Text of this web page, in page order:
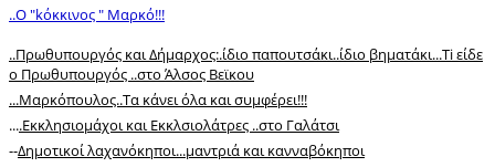
..O "kόκκινος " Μαρκό!!!
..Πρωθυπουργός και Δήμαρχος:.ίδιο παπουτσάκι..ίδιο βηματάκι...Ti είδε
ο Πρωθυπουργός ..στο Άλσος Βεϊκου
...Μαρκόπουλος..Τα κάνει όλα και συμφέρει!!!
....Εκκλησιομάχοι και Εκκλσιολάτρες ..στο Γαλάτσι
--Δημοτικοί λαχανόκηποι...μαντριά και κανναβόκηποι